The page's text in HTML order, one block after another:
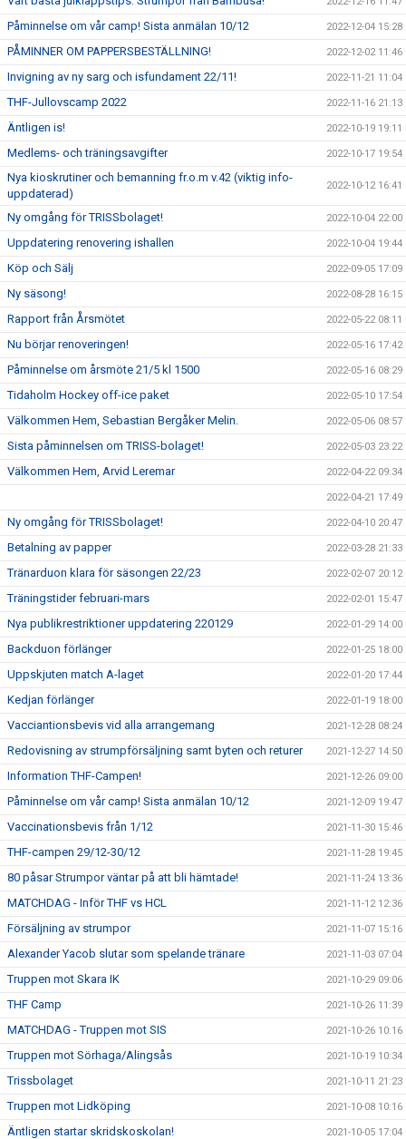
Påminnelse om vår camp! Sista anmälan 10/12 2022-12-04 15:28
PÅMINNER OM PAPPERSBESTÄLLNING! 2022-12-02 11:46
Invigning av ny sarg och isfundament 22/11! 2022-11-21 11:04
THF-Jullovscamp 2022 2022-11-16 21:13
Äntligen is! 2022-10-19 19:11
Medlems- och träningsavgifter 2022-10-17 19:54
Nya kioskrutiner och bemanning fr.o.m v.42 (viktig info-
uppdaterad)
2022-10-12 16:41
Ny omgång för TRISSbolaget! 2022-10-04 22:00
Uppdatering renovering ishallen 2022-10-04 19:44
Köp och Sälj 2022-09-05 17:09
Ny säsong! 2022-08-28 16:15
Rapport från Årsmötet 2022-05-22 08:11
Nu börjar renoveringen! 2022-05-16 17:42
Påminnelse om årsmöte 21/5 kl 1500 2022-05-16 08:29
Tidaholm Hockey off-ice paket 2022-05-10 17:54
Välkommen Hem, Sebastian Bergåker Melin. 2022-05-06 08:57
Sista påminnelsen om TRISS-bolaget! 2022-05-03 23:22
Välkommen Hem, Arvid Leremar 2022-04-22 09:34
2022-04-21 17:49
Ny omgång för TRISSbolaget! 2022-04-10 20:47
Betalning av papper 2022-03-28 21:33
Tränarduon klara för säsongen 22/23 2022-02-07 20:12
Träningstider februari-mars 2022-02-01 15:47
Nya publikrestriktioner uppdatering 220129 2022-01-29 14:00
Backduon förlänger 2022-01-25 18:00
Uppskjuten match A-laget 2022-01-20 17:44
Kedjan förlänger 2022-01-19 18:00
Vacciantionsbevis vid alla arrangemang 2021-12-28 08:24
Redovisning av strumpförsäljning samt byten och returer 2021-12-27 14:50
Information THF-Campen! 2021-12-26 09:00
Påminnelse om vår camp! Sista anmälan 10/12 2021-12-09 19:47
Vaccinationsbevis från 1/12 2021-11-30 15:46
THF-campen 29/12-30/12 2021-11-28 19:45
80 påsar Strumpor väntar på att bli hämtade! 2021-11-24 13:36
MATCHDAG - Inför THF vs HCL 2021-11-12 12:36
Försäljning av strumpor 2021-11-07 15:16
Alexander Yacob slutar som spelande tränare 2021-11-03 07:04
Truppen mot Skara IK 2021-10-29 09:06
THF Camp 2021-10-26 11:39
MATCHDAG - Truppen mot SIS 2021-10-26 10:16
Truppen mot Sörhaga/Alingsås 2021-10-19 10:34
Trissbolaget 2021-10-11 21:23
Truppen mot Lidköping 2021-10-08 10:16
Äntligen startar skridskoskolan! 2021-10-05 17:04